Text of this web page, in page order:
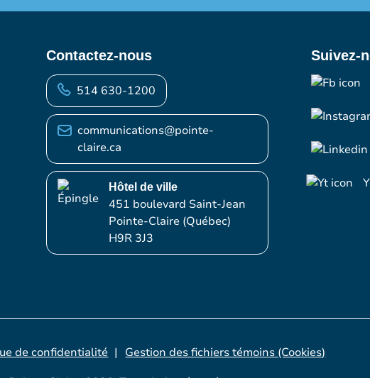
Contactez-nous
514 630-1200
communications@pointe-
claire.ca
Hôtel de ville
451 boulevard Saint-Jean
Pointe-Claire (Québec)
H9R 3J3
Suivez-
de confidentialité Gestion des fichiers témoins (Cookies)